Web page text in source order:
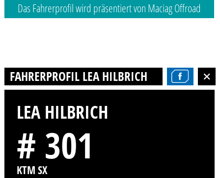
Das Fahrerprofil wird präsentiert von Maciag Offroad
FAHRERPROFIL LEA HILBRICH
LEA HILBRICH
# 301
KTM SX